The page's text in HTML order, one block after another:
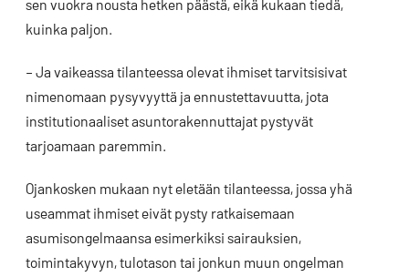
sen vuokra nousta hetken päästä, eikä kukaan tiedä,
kuinka paljon.
– Ja vaikeassa tilanteessa olevat ihmiset tarvitsisivat
nimenomaan pysyvyyttä ja ennustettavuutta, jota
institutionaaliset asuntorakennuttajat pystyvät
tarjoamaan paremmin.
Ojankosken mukaan nyt eletään tilanteessa, jossa yhä
useammat ihmiset eivät pysty ratkaisemaan
asumisongelmaansa esimerkiksi sairauksien,
toimintakyvyn, tulotason tai jonkun muun ongelman